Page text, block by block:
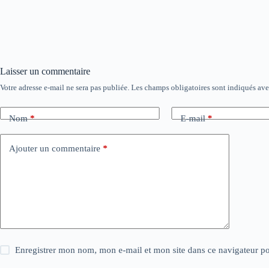
Laisser un commentaire
Votre adresse e-mail ne sera pas publiée. Les champs obligatoires sont indiqués
Nom* E-mail*
Ajouter un commentaire *
Enregistrer mon nom, mon e-mail et mon site dans ce navigateur